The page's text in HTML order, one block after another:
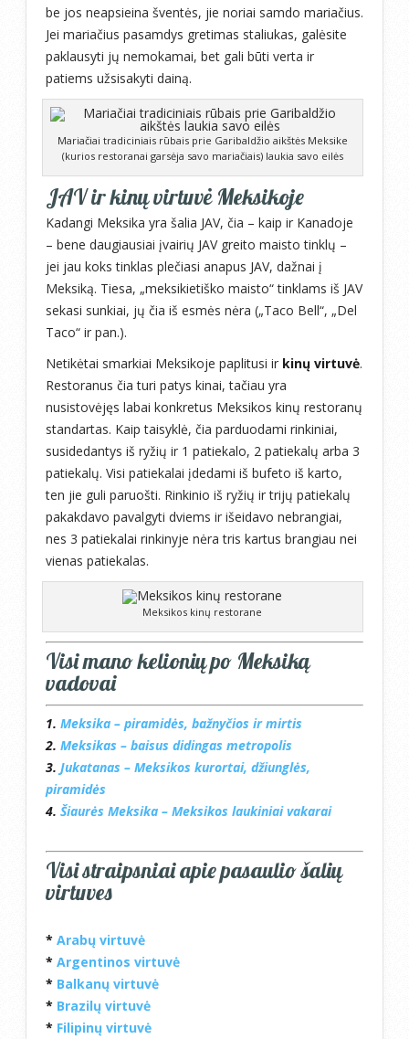
be jos neapsieina šventės, jie noriai samdo mariačius.
Jei mariačius pasamdys gretimas staliukas, galėsite
paklausyti jų nemokamai, bet gali būti verta ir
patiems užsisakyti dainą.
Mariačiai tradiciniais rūbais prie Garibaldžio aikštės Meksike
(kurios restoranai garsėja savo mariačiais) laukia savo eilės
JAV ir kinų virtuvė Meksikoje
Kadangi Meksika yra šalia JAV, čia – kaip ir Kanadoje
– bene daugiausiai įvairių JAV greito maisto tinklų –
jei jau koks tinklas plečiasi anapus JAV, dažnai į
Meksiką. Tiesa, „meksikietiško maisto“ tinklams iš JAV
sekasi sunkiai, jų čia iš esmės nėra („Taco Bell“, „Del
Taco“ ir pan.).
Netikėtai smarkiai Meksikoje paplitusi ir kinų virtuvė.
Restoranus čia turi patys kinai, tačiau yra
nusistovėjęs labai konkretus Meksikos kinų restoranų
standartas. Kaip taisyklė, čia parduodami rinkiniai,
susidedantys iš ryžių ir 1 patiekalo, 2 patiekalų arba 3
patiekalų. Visi patiekalai įdedami iš bufeto iš karto,
ten jie guli paruošti. Rinkinio iš ryžių ir trijų patiekalų
pakakdavo pavalgyti dviems ir išeidavo nebrangiai,
nes 3 patiekalai rinkinyje nėra tris kartus brangiau nei
vienas patiekalas.
Meksikos kinų restorane
Visi mano kelionių po Meksiką
vadovai
1. Meksika – piramidės, bažnyčios ir mirtis
2. Meksikas – baisus didingas metropolis
3. Jukatanas – Meksikos kurortai, džiunglės,
piramidės
4. Šiaurės Meksika – Meksikos laukiniai vakarai
Visi straipsniai apie pasaulio šalių
virtuves
* Arabų virtuvė
* Argentinos virtuvė
* Balkanų virtuvė
* Brazilų virtuvė
* Filipinų virtuvė